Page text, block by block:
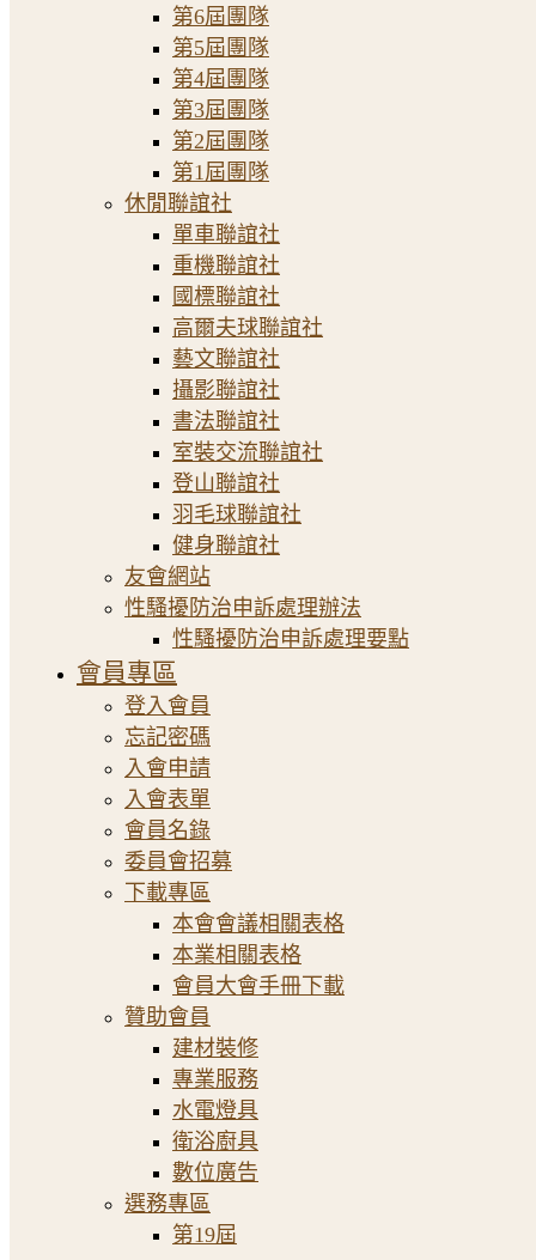
第6屆團隊
第5屆團隊
第4屆團隊
第3屆團隊
第2屆團隊
第1屆團隊
休閒聯誼社
單車聯誼社
重機聯誼社
國標聯誼社
高爾夫球聯誼社
藝文聯誼社
攝影聯誼社
書法聯誼社
室裝交流聯誼社
登山聯誼社
羽毛球聯誼社
健身聯誼社
友會網站
性騷擾防治申訴處理辦法
性騷擾防治申訴處理要點
會員專區
登入會員
忘記密碼
入會申請
入會表單
會員名錄
委員會招募
下載專區
本會會議相關表格
本業相關表格
會員大會手冊下載
贊助會員
建材裝修
專業服務
水電燈具
衛浴廚具
數位廣告
選務專區
第19屆